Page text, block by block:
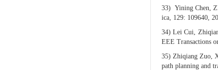
33) Yining Chen,
ica, 129: 109640,
34) Lei Cui,
EEE Transactions
35) Zhiqiang Zuo,
path planning and